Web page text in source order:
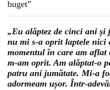
„Eu alăptez de cinci ani
nu mi s-a oprit laptele nici
momentul în care am aflat
m-am oprit. Am alăptat-o
patru ani jumătate. Mi-a
adormeam ușor. Într-